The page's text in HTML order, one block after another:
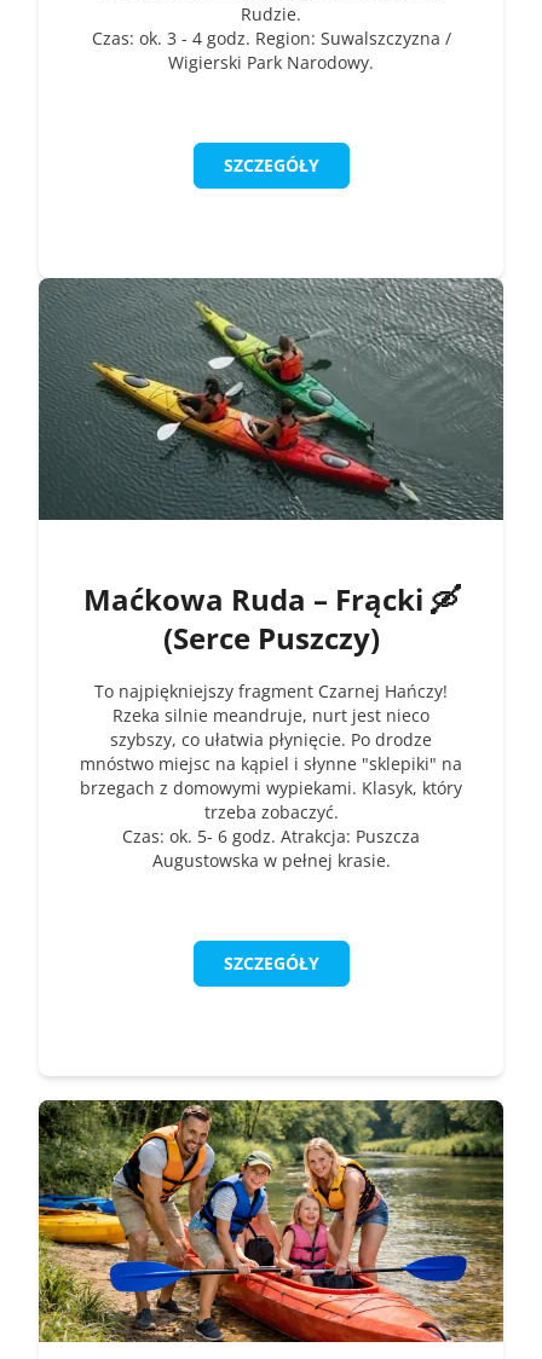
Rudzie.
Czas: ok. 3 - 4 godz. Region: Suwalszczyzna /
Wigierski Park Narodowy.
SZCZEGÓŁY
Maćkowa Ruda – Frącki 🛶
(Serce Puszczy)
To najpiękniejszy fragment Czarnej Hańczy!
Rzeka silnie meandruje, nurt jest nieco
szybszy, co ułatwia płynięcie. Po drodze
mnóstwo miejsc na kąpiel i słynne "sklepiki" na
brzegach z domowymi wypiekami. Klasyk, który
trzeba zobaczyć.
Czas: ok. 5- 6 godz. Atrakcja: Puszcza
Augustowska w pełnej krasie.
SZCZEGÓŁY